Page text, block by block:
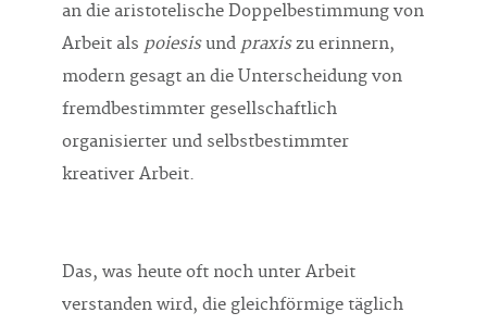
an die aristotelische Doppelbestimmung von
Arbeit als poiesisund praxiszu erinnern,
modern gesagt an die Unterscheidung von
fremdbestimmter gesellschaftlich
organisierter und selbstbestimmter
kreativer Arbeit.
Das, was heute oft noch unter Arbeit
verstanden wird, die gleichförmige täglich